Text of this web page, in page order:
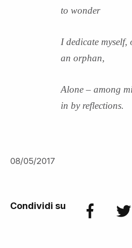
to wonder
I dedicate myself,
an orphan,
Alone – among
in by reflections.
08/05/2017
Condividi su